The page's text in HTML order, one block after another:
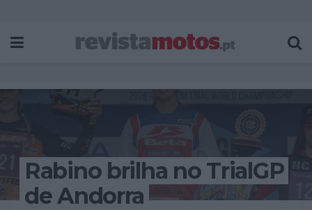
Rabino brilha no TrialGP
de Andorra